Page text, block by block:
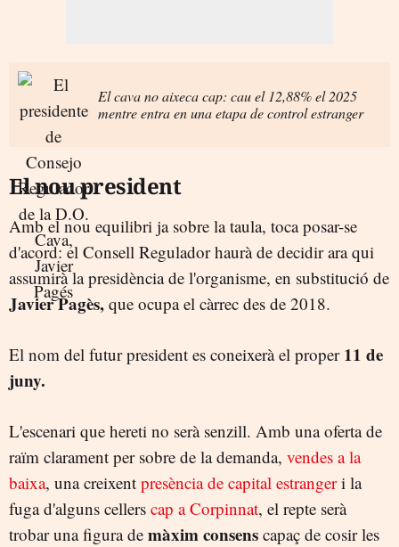
El cava no aixeca cap: cau el 12,88% el 2025
mentre entra en una etapa de control estranger
El nou president
Amb el nou equilibri ja sobre la taula, toca posar-se
d'acord: el Consell Regulador haurà de decidir ara qui
assumirà la presidència de l'organisme, en substitució de
Javier Pagès, que ocupa el càrrec des de 2018.
El nom del futur president es coneixerà el proper 11 de
juny.
L'escenari que hereti no serà senzill. Amb una oferta de
raïm clarament per sobre de la demanda, vendes a la
baixa, una creixent presència de capital estrangeri la
fuga d'alguns cellers cap a Corpinnat, el repte serà
trobar una figura de màxim consens capaç de cosir les